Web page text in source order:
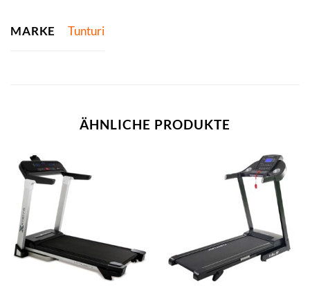
MARKE Tunturi
ÄHNLICHE PRODUKTE